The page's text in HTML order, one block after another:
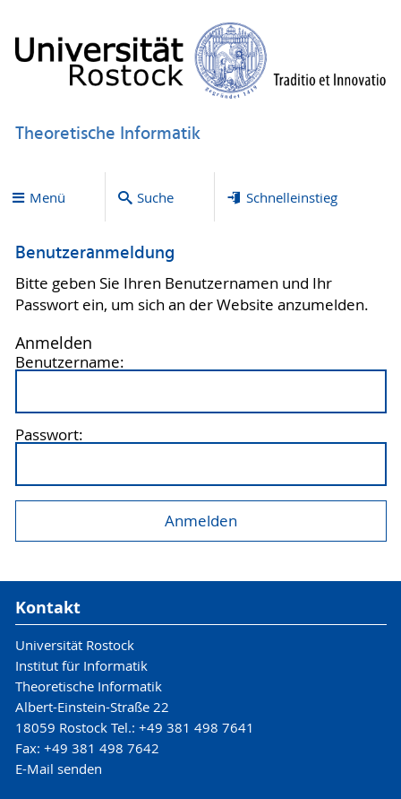
Theoretische Informatik
Menü Suche Schnelleinstieg
Benutzeranmeldung
Bitte geben Sie Ihren Benutzernamen und Ihr
Passwort ein, um sich an der Website anzumelden.
Anmelden
Benutzername:
Passwort:
Kontakt
Universität Rostock
Institut für Informatik
Theoretische Informatik
Albert-Einstein-Straße 22
18059 Rostock Tel.: +49 381 498 7641
Fax: +49 381 498 7642
E-Mail senden